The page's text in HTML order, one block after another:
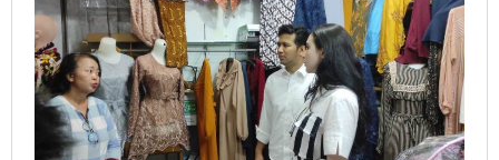
Hingga
Harga
Naik